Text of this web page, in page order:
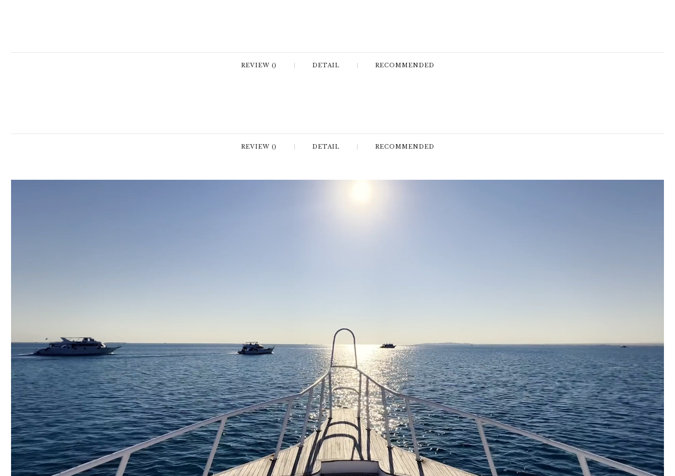
코 라이프 하세요!
REVIEW () DETAIL RECOMMENDED
REVIEW () DETAIL RECOMMENDED